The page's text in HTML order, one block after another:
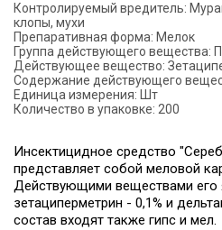
Контролируемый вредитель:
клопы, мухи
Препаративная форма: Мелок
Группа действующего вещества:
Действующее вещество:
Содержание действующего
Единица измерения: Шт
Количество в упаковке: 200
Инсектицидное средство
представляет собой меловой
Действующими веществами его
зетациперметрин - 0,1% и
состав входят также гипс и мел.